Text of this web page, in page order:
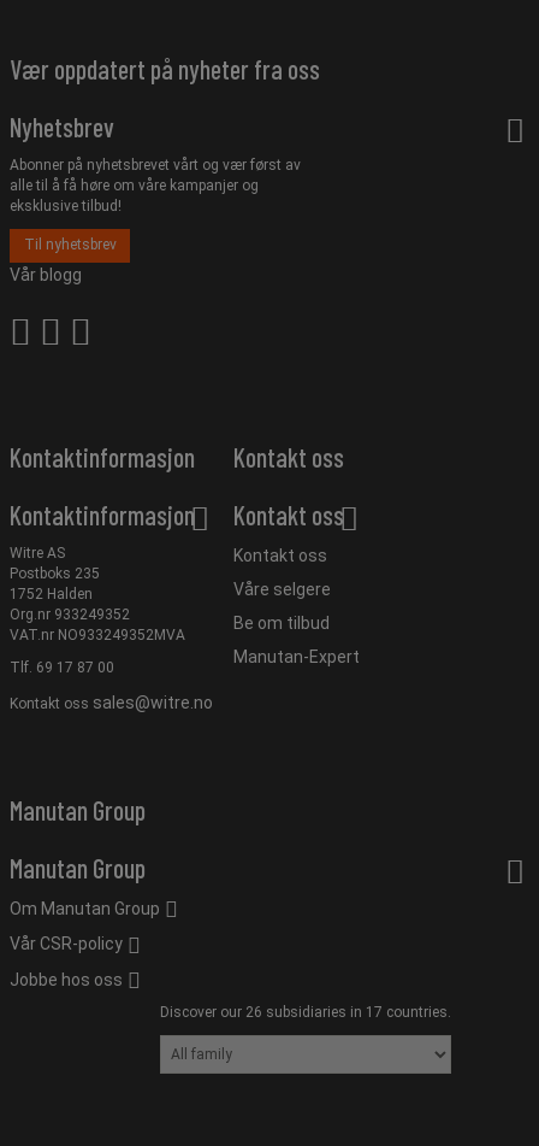
Vær oppdatert på nyheter fra oss
Nyhetsbrev
Abonner på nyhetsbrevet vårt og vær først av
alle til å få høre om våre kampanjer og
eksklusive tilbud!
Til nyhetsbrev
Vår blogg
Kontaktinformasjon
Kontaktinformasjon
Witre AS
Postboks 235
1752 Halden
Org.nr 933249352
VAT.nr NO933249352MVA
Tlf. 69 17 87 00
Kontakt oss sales@witre.no
Kontakt oss
Kontakt oss
Kontakt oss
Våre selgere
Be om tilbud
Manutan-Expert
Manutan Group
Manutan Group
Om Manutan Group
Vår CSR-policy
Jobbe hos oss
Discover our 26 subsidiaries in 17 countries.